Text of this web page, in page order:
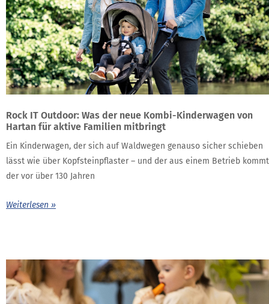
Rock IT Outdoor: Was der neue Kombi-Kinderwagen von
Hartan für aktive Familien mitbringt
Ein Kinderwagen, der sich auf Waldwegen genauso sicher schieben
lässt wie über Kopfsteinpflaster – und der aus einem Betrieb
der vor über 130 Jahren
Weiterlesen »